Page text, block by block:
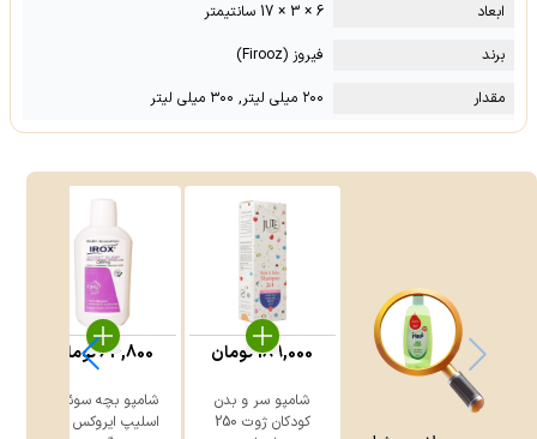
ابعاد
6 × 3 × 17 سانتیمتر
برند
فیروز (Firooz)
مقدار
۲۰۰ میلی لیتر, ۳۰۰ میلی لیتر
شامپو سر و بدن
کودکان ژوت 250
189,000تومان
شامپو بچه سوئیت
64,800تومان